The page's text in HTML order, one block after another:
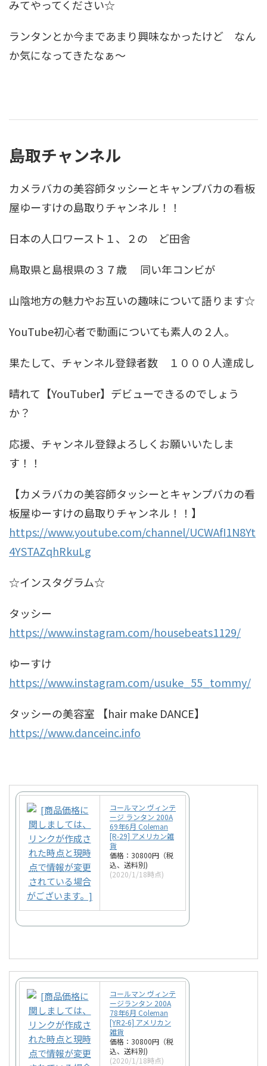
みてやってください☆
ランタンとか今まであまり興味なかったけど なん
か気になってきたなぁ〜
島取チャンネル
カメラバカの美容師タッシーとキャンプバカの看板
屋ゆーすけの島取りチャンネル！！
日本の人口ワースト１、２の ど田舎
鳥取県と島根県の３７歳 同い年コンビが
山陰地方の魅力やお互いの趣味について語ります☆
YouTube初心者で動画についても素人の２人。
果たして、チャンネル登録者数 １０００人達成し
晴れて【YouTuber】デビューできるのでしょう
か？
応援、チャンネル登録よろしくお願いいたしま
す！！
【カメラバカの美容師タッシーとキャンプバカの看
板屋ゆーすけの島取りチャンネル！！】
https://www.youtube.com/channel/UCWAfI1N8Yt
4YSTAZqhRkuLg
☆インスタグラム☆
タッシー
https://www.instagram.com/housebeats1129/
ゆーすけ
https://www.instagram.com/usuke_55_tommy/
タッシーの美容室 【hair make DANCE】
https://www.danceinc.info
コールマン ヴィンテ
ージ ランタン 200A
69年6月 Coleman
[R-29] アメリカン雑
貨
価格：30800円（税
込、送料別)
(2020/1/18時点)
コールマン ヴィンテ
ージランタン 200A
78年6月 Coleman
[YR2-6] アメリカン
雑貨
価格：30800円（税
込、送料別)
(2020/1/18時点)